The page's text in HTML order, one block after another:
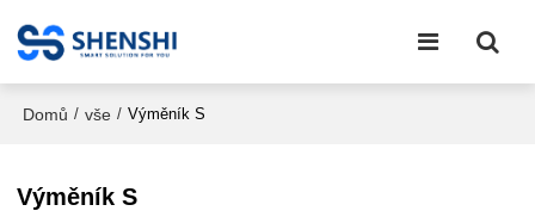
Domů / vše / Výměník S
Výměník S